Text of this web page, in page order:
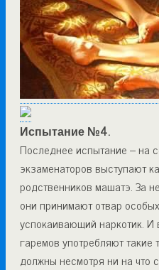
Испытание №4.
Последнее испытание – на
экзаменаторов выступают
родственников машатэ. За
они принимают отвар
успокаивающий наркотик. И
гаремов употребляют
должны несмотря ни на что